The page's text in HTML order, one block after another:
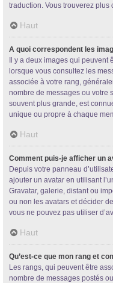
traduction. Vous trouverez plus
Haut
A quoi correspondent les
Il y a deux images qui peuvent
lorsque vous consultez les
associée à votre rang,
nombre de messages ou votre
souvent plus grande, est
unique ou propre à chaque
Haut
Comment puis-je afficher un
Depuis votre panneau
ajouter un avatar en utilisant
Gravatar, galerie, distant ou
ou non les avatars et décider
vous ne pouvez pas utiliser
Haut
Qu’est-ce que mon rang et
Les rangs, qui peuvent être
nombre de messages postés